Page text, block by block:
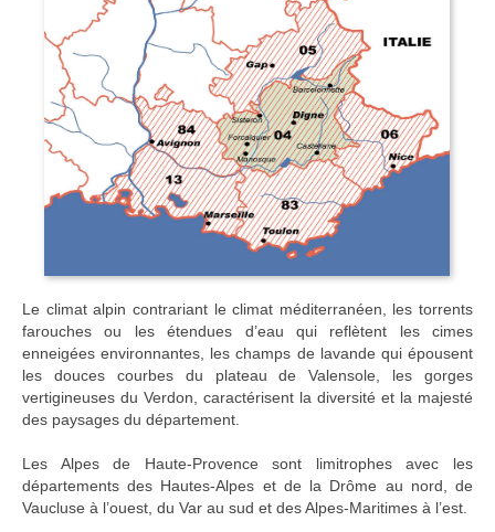
Le climat alpin contrariant le climat méditerranéen, les torrents
farouches ou les étendues d’eau qui reflètent les cimes
enneigées environnantes, les champs de lavande qui épousent
les douces courbes du plateau de Valensole, les gorges
vertigineuses du Verdon, caractérisent la diversité et la majesté
des paysages du département.
Les Alpes de Haute-Provence sont limitrophes avec les
départements des Hautes-Alpes et de la Drôme au nord, de
Vaucluse à l’ouest, du Var au sud et des Alpes-Maritimes à l’est.